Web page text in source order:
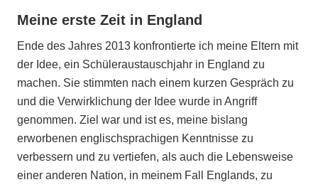
Meine erste Zeit in England
Ende des Jahres 2013 konfrontierte ich meine Eltern mit
der Idee, ein Schüleraustauschjahr in England zu
machen. Sie stimmten nach einem kurzen Gespräch zu
und die Verwirklichung der Idee wurde in Angriff
genommen. Ziel war und ist es, meine bislang
erworbenen englischsprachigen Kenntnisse zu
verbessern und zu vertiefen, als auch die Lebensweise
einer anderen Nation, in meinem Fall Englands, zu